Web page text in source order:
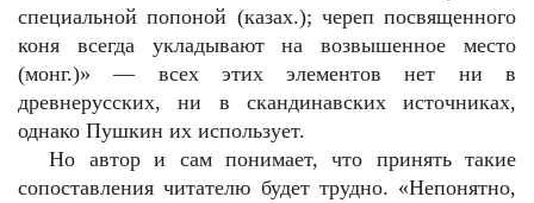
специальной попоной (казах.); череп посвященного
коня всегда укладывают на возвышенное место
(монг.)» — всех этих элементов нет ни в
древнерусских, ни в скандинавских источниках,
однако Пушкин их использует.
Но автор и сам понимает, что принять такие
сопоставления читателю будет трудно. «Непонятно,